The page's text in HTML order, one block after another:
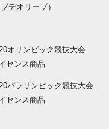
デオリーブ）
オリンピック競技大会
センス商品
パラリンピック競技大会
センス商品